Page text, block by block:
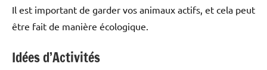
Il est important de garder vos animaux actifs, et cela peut
être fait de manière écologique.
Idées d’Activités